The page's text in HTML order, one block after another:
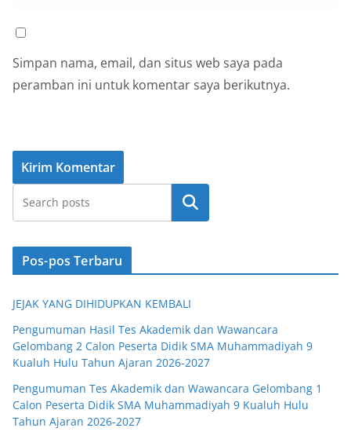
Simpan nama, email, dan situs web saya pada
peramban ini untuk komentar saya berikutnya.
Cari
Pos-pos Terbaru
JEJAK YANG DIHIDUPKAN KEMBALI
Pengumuman Hasil Tes Akademik dan Wawancara
Gelombang 2 Calon Peserta Didik SMA Muhammadiyah 9
Kualuh Hulu Tahun Ajaran 2026-2027
Pengumuman Tes Akademik dan Wawancara Gelombang 1
Calon Peserta Didik SMA Muhammadiyah 9 Kualuh Hulu
Tahun Ajaran 2026-2027